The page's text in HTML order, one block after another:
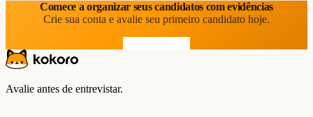
Comece a organizar seus candidatos com evidências
Crie sua conta e avalie seu primeiro candidato hoje.
Avalie antes de entrevistar.